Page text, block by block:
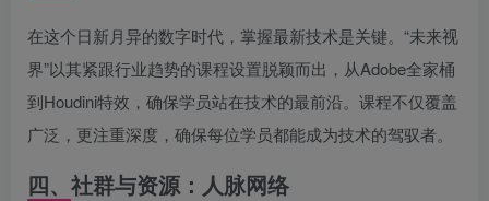
在这个日新月异的数字时代，掌握最新技术是关键。“未来视
界”以其紧跟行业趋势的课程设置脱颖而出，从Adobe全家桶
到Houdini特效，确保学员站在技术的最前沿。课程不仅覆盖
广泛，更注重深度，确保每位学员都能成为技术的驾驭者。
四、社群与资源：人脉网络